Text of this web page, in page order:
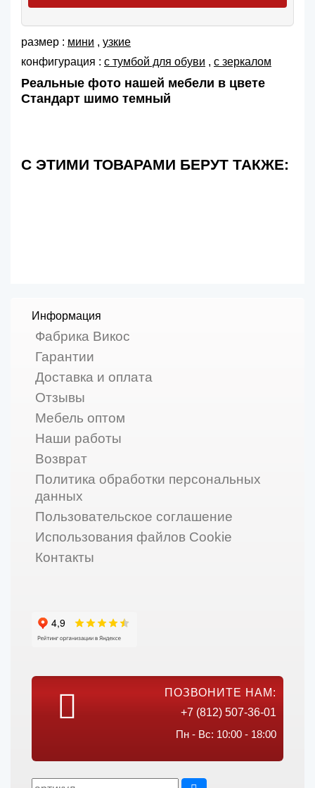
размер : мини , узкие
конфигурация : с тумбой для обуви , с зеркалом
Реальные фото нашей мебели в цвете
Стандарт шимо темный
С ЭТИМИ ТОВАРАМИ БЕРУТ ТАКЖЕ:
Информация
Фабрика Викос
Гарантии
Доставка и оплата
Отзывы
Мебель оптом
Наши работы
Возврат
Политика обработки персональных
данных
Пользовательское соглашение
Использования файлов Cookie
Контакты
ПОЗВОНИТЕ НАМ:
+7 (812) 507-36-01
Пн - Вс: 10:00 - 18:00